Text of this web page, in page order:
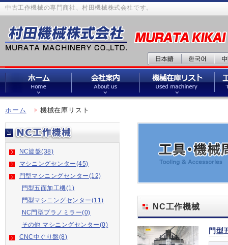
中古工作機械の専門商社、村田機械株式会社です。
ホーム 機械在庫リスト
NC旋盤(38)
マシニングセンター(45)
門型マシニングセンター(12)
門型五面加工機(1)
門型マシニングセンター(11)
NC門型プラノミラー(0)
その他 マシニングセンター(0)
CNC中ぐり盤(8)
NC工作機械
門型